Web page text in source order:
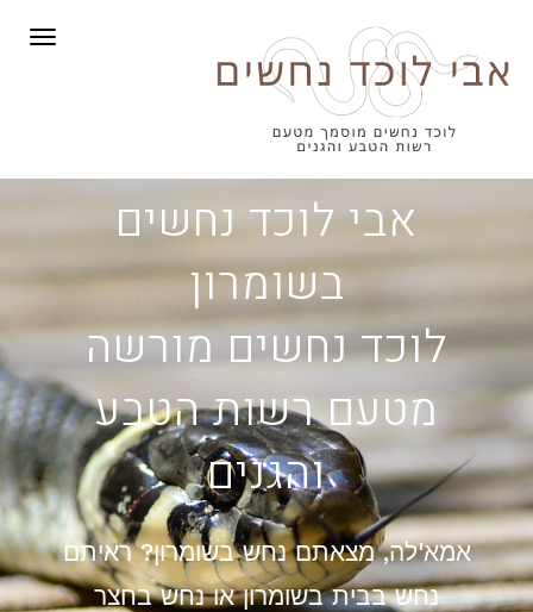
אבי לוכד נחשים
בשומרון
לוכד נחשים מורשה
מטעם רשות הטבע
והגנים
אמא'לה, מצאתם נחש בשומרון? ראיתם
נחש בבית בשומרון או נחש בחצר